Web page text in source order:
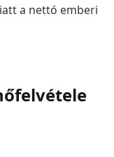
a nettó emberi